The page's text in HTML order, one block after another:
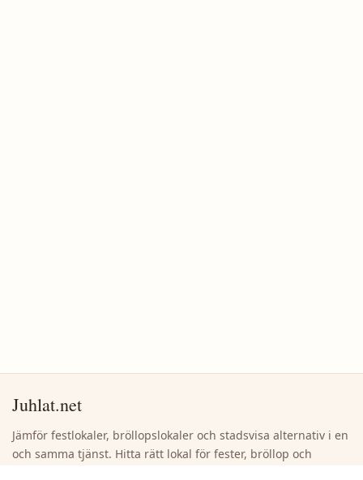
Juhlat.net
Jämför festlokaler, bröllopslokaler och stadsvisa alternativ i en
och samma tjänst. Hitta rätt lokal för fester, bröllop och